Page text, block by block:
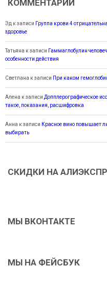
КОММЕНТАРИИ
Эд к записи Группа крови 4
здоровье
Татьяна к записи Гаммаглобулин
особенности действия
Светлана к записи При каком
Алена к записи Допплерографическое
такое, показания, расшифровка
Анна к записи Красное вино повышает
выбирать
СКИДКИ НА
МЫ ВКОНТАКТЕ
МЫ НА ФЕЙСБУК